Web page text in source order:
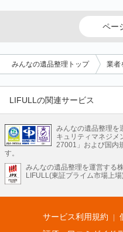
ペー
みんなの遺品整理トップ 業者
LIFULLの関連サービス
不動産・住宅
引越し 老人ホー
不動産クラウドファンディング
LIFULL HOME'Sのサービス
不動産・住宅
不動産査定 マンション専門売
不動産アーカイブ
空き家バンク
不動産用語集 住まいのお役立
みんなの遺品整理を
キュリティマネジメ
27001」および国内
す。
みんなの遺品整理を運営する
LIFULL(東証プライム市場上場
サービス利用規約